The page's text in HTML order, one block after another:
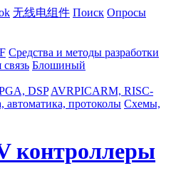
无线电组件 Поиск Опросы
Средства и методы разработки
Блошиный
DSP AVRPICARM, RISC-
автоматика, протоколы Схемы,
контроллеры